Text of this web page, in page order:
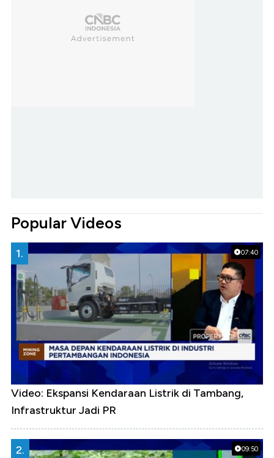
Popular Videos
07:40
1.
Video: Ekspansi Kendaraan Listrik di Tambang,
Infrastruktur Jadi PR
09:50
2.